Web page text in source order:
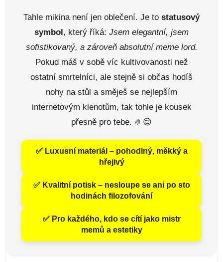
Tahle mikina není jen oblečení. Je to statusový
symbol, který říká: Jsem elegantní, jsem
sofistikovaný, a zároveň absolutní meme lord.
Pokud máš v sobě víc kultivovanosti než
ostatní smrtelníci, ale stejně si občas hodíš
nohy na stůl a směješ se nejlepším
internetovým klenotům, tak tohle je kousek
přesně pro tebe. 🤌😌
✅ Luxusní materiál – pohodlný, měkký a
hřejivý
✅ Kvalitní potisk – nesloupe se ani po sto
hodinách filozofování
✅ Pro každého, kdo se cítí jako mistr
memů a estetiky